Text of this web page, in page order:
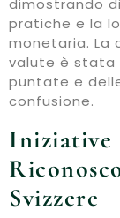
pratiche e la
monetaria. La
valute è stata
puntate e
confusione.
Iniziative
Svizzere